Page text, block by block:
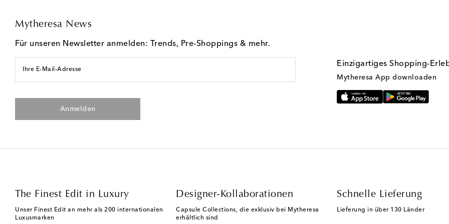
Mytheresa News
Für unseren Newsletter anmelden: Trends, Pre-Shoppings & mehr.
Ihre E-Mail-Adresse
Anmelden
Einzigartiges Shopping-
Mytheresa App downloaden
The Finest Edit in Luxury
Unser Finest Edit an mehr als 200 internationalen
Luxusmarken
Designer-Kollaborationen
Capsule Collections, die exklusiv bei Mytheresa
erhältlich sind
Schnelle Lieferung
Lieferung in über 130 Länder